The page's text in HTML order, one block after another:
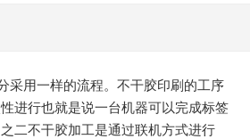
采用一样的流程。不干胶印刷的工序
进行也就是说一台机器可以完成标签
二不干胶加工是通过联机方式进行